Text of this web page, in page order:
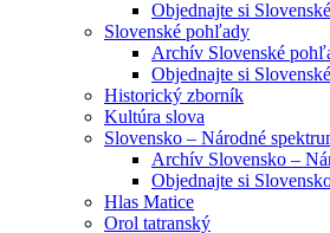
Objednajte si
Slovenské pohľady
Archív Slovenské
Objednajte si
Historický zborník
Kultúra slova
Slovensko – Národné
Archív Slovensko –
Objednajte si
Hlas Matice
Orol tatranský